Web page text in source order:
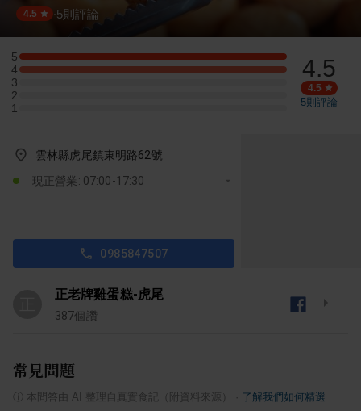
4.5 ·5則評論
5
5 星：1 則評論
4
4 星：1 則評論
3
3 星：0 則評論
2
2 星：0 則評論
1
1 星：0 則評論
4.5
4.5
5則評論
雲林縣虎尾鎮東明路62號
現正營業: 07:00-17:30
0985847507
正老牌雞蛋糕-虎尾
387個讚
常見問題
本問答由 AI 整理自真實食記（附資料來源） 了解我們如何精選